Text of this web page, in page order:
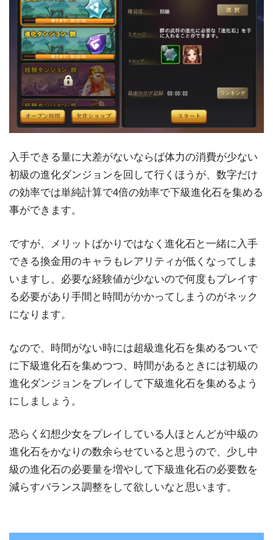
入手できる量に大差がないならば体力の消費が少ない
初級の進化ダンジョンを回して行くほうが、数字だけ
の効率では単純計算で4倍の効率で下級進化石を集める
事ができます。
ですが、メリットばかりではなく進化石と一緒に入手
できる換金用のキャラもレアリティが低くなってしま
いますし、必要な経験値が少ないので何度もプレイす
る必要があり手間と時間がかかってしまうのがネック
になります。
なので、時間がない時には超級進化石を集めるついで
に下級進化石を集めつつ、時間があるときには初級の
進化ダンジョンをプレイして下級進化石を集めるよう
にしましょう。
恐らく幻想少女をプレイしている人ほとんどが中級の
進化石をかなりの数余らせていると思うので、少し中
級の進化石の必要量を増やして下級進化石の必要数を
減らすバランス調整をして欲しいなと思います。